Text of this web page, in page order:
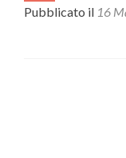
Pubblicato il 16